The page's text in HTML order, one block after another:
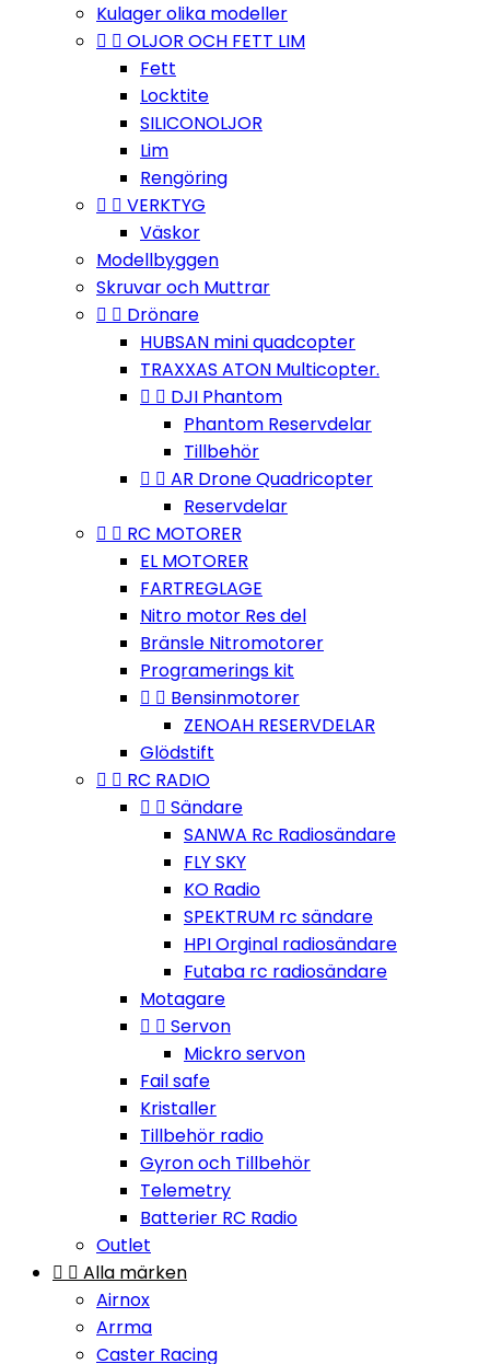
Kulager olika modeller
  OLJOR OCH FETT LIM
Fett
Locktite
SILICONOLJOR
Lim
Rengöring
  VERKTYG
Väskor
Modellbyggen
Skruvar och Muttrar
  Drönare
HUBSAN mini quadcopter
TRAXXAS ATON Multicopter.
  DJI Phantom
Phantom Reservdelar
Tillbehör
  AR Drone Quadricopter
Reservdelar
  RC MOTORER
EL MOTORER
FARTREGLAGE
Nitro motor Res del
Bränsle Nitromotorer
Programerings kit
  Bensinmotorer
ZENOAH RESERVDELAR
Glödstift
  RC RADIO
  Sändare
SANWA Rc Radiosändare
FLY SKY
KO Radio
SPEKTRUM rc sändare
HPI Orginal radiosändare
Futaba rc radiosändare
Motagare
  Servon
Mickro servon
Fail safe
Kristaller
Tillbehör radio
Gyron och Tillbehör
Telemetry
Batterier RC Radio
Outlet
  Alla märken
Airnox
Arrma
Caster Racing